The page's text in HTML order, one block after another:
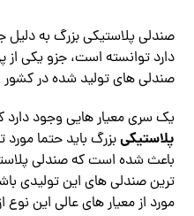
صندلی پلاستیکی بزرگ به دلیل
دارد توانسته است، جزو یکی از
صندلی های تولید شده در
یک سری معیار هایی وجود دارد
پلاستیکیبزرگ باید حتما مورد
باعث شده است که صندلی
ترین صندلی های این تولیدی
مورد از معیار های عالی این